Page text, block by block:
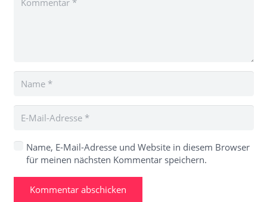
Name, E-Mail-Adresse und Website in diesem Browser
für meinen nächsten Kommentar speichern.
Kommentar abschicken